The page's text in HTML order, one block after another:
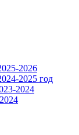
2026
2025 год
2024